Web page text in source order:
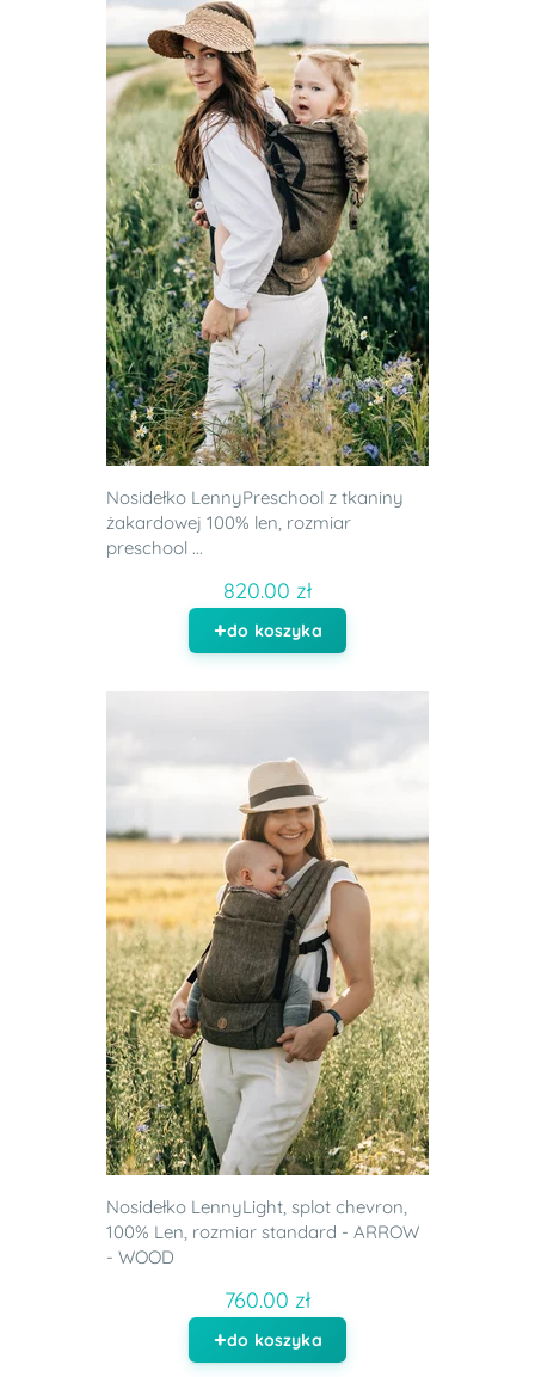
Nosidełko LennyPreschool z tkaniny
żakardowej 100% len, rozmiar
preschool ...
820.00 zł
do koszyka
Nosidełko LennyLight, splot chevron,
100% Len, rozmiar standard - ARROW
- WOOD
760.00 zł
do koszyka